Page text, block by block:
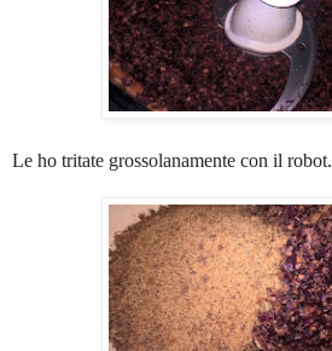
Le ho tritate grossolanamente con il robot.